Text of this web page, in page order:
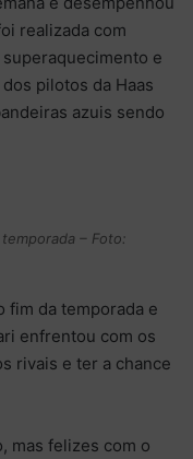
realizada com
e
pilotos da Haas
azuis sendo
– Foto:
fim da temporada e
enfrentou com os
rivais e ter a chance
mas felizes com o